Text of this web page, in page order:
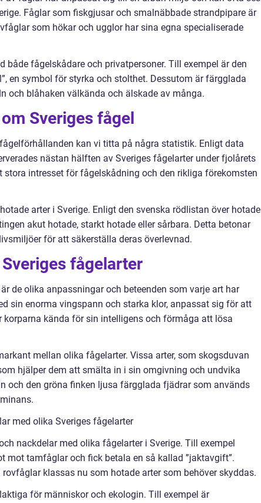
Fåglar som fiskgjusar och smalnäbbade strandpipare är
som hökar och ugglor har sina egna specialiserade
fågelskådare och privatpersoner. Till exempel är den
en symbol för styrka och stolthet. Dessutom är färgglada
och blåhaken välkända och älskade av många.
Sveriges fågel
kan vi titta på några statistik. Enligt data
nästan hälften av Sveriges fågelarter under fjolårets
intresset för fågelskådning och den rikliga förekomsten
arter i Sverige. Enligt den svenska rödlistan över hotade
akut hotade, starkt hotade eller sårbara. Detta betonar
för att säkerställa deras överlevnad.
fågelarter
de olika anpassningar och beteenden som varje art har
sin enorma vingspann och starka klor, anpassat sig för att
kända för sin intelligens och förmåga att lösa
mellan olika fågelarter. Vissa arter, som skogsduvan
hjälper dem att smälta in i sin omgivning och undvika
och den gröna finken ljusa färgglada fjädrar som används
med olika Sveriges fågelarter
nackdelar med olika fågelarter i Sverige. Till exempel
mot tamfåglar och fick betala en så kallad ”jaktavgift”.
klassas nu som hotade arter som behöver skyddas.
för människor och ekologin. Till exempel är